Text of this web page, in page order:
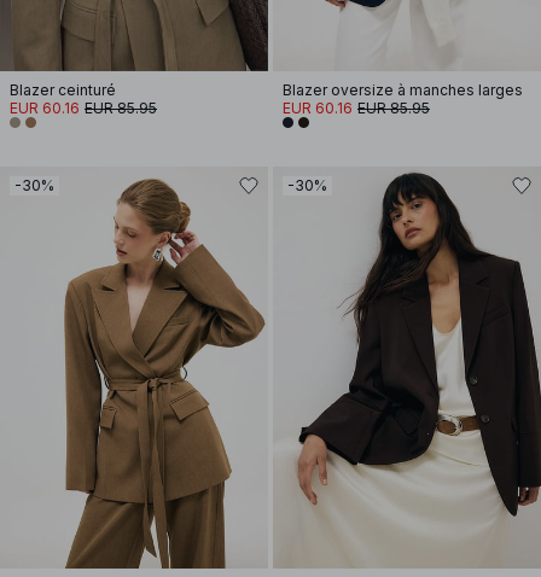
Blazer ceinturé
EUR 60.16 EUR 85.95
Blazer oversize à manches larges
EUR 60.16 EUR 85.95
-30% -30%